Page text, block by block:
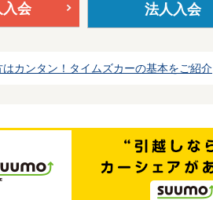
会 法人入会
はカンタン！タイムズカーの基本をご紹介